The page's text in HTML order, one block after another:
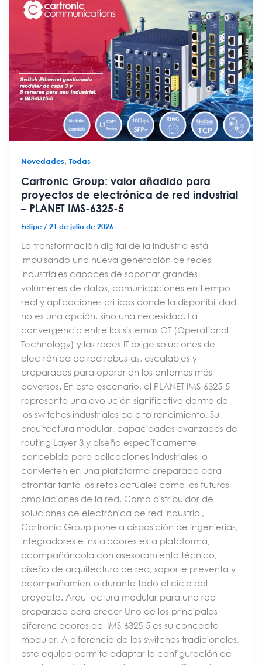
Novedades,Todas
Cartronic Group: valor añadido para
proyectos de electrónica de red industrial
– PLANET IMS-6325-5
Felipe /21 de julio de 2026
La transformación digital de la industria está
impulsando una nueva generación de redes
industriales capaces de soportar grandes
volúmenes de datos, comunicaciones en tiempo
real y aplicaciones críticas donde la disponibilidad
no es una opción, sino una necesidad. La
convergencia entre los sistemas OT (Operational
Technology) y las redes IT exige soluciones de
electrónica de red robustas, escalables y
preparadas para operar en los entornos más
adversos. En este escenario, el PLANET IMS-6325-5
representa una evolución significativa dentro de
los switches industriales de alto rendimiento. Su
arquitectura modular, capacidades avanzadas de
routing Layer 3 y diseño específicamente
concebido para aplicaciones industriales lo
convierten en una plataforma preparada para
afrontar tanto los retos actuales como las futuras
ampliaciones de la red. Como distribuidor de
soluciones de electrónica de red industrial,
Cartronic Group pone a disposición de ingenierías,
integradores e instaladores esta plataforma,
acompañándola con asesoramiento técnico,
diseño de arquitectura de red, soporte preventa y
acompañamiento durante todo el ciclo del
proyecto. Arquitectura modular para una red
preparada para crecer Uno de los principales
diferenciadores del IMS-6325-5 es su concepto
modular. A diferencia de los switches tradicionales,
este equipo permite adaptar la configuración de